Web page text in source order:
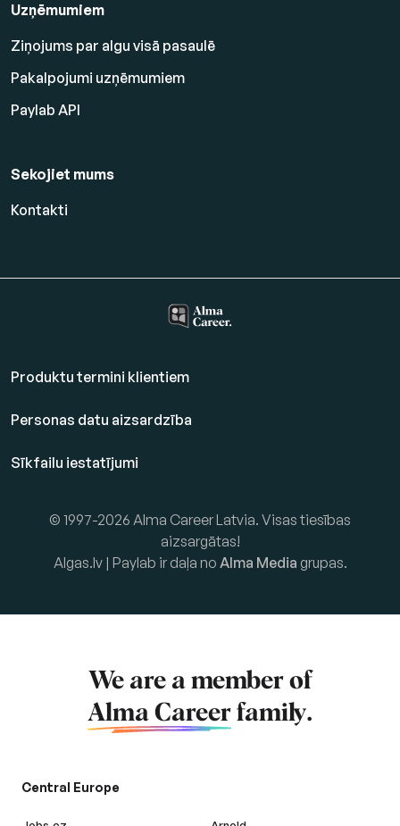
Uzņēmumiem
Ziņojums par algu visā pasaulē
Pakalpojumi uzņēmumiem
Paylab API
Sekojiet mums
Kontakti
Produktu termini klientiem
Personas datu aizsardzība
Sīkfailu iestatījumi
© 1997-2026 Alma Career Latvia. Visas tiesības
aizsargātas!
Algas.lv | Paylab ir daļa no Alma Media grupas.
We are a member of
Alma Career family.
Central Europe